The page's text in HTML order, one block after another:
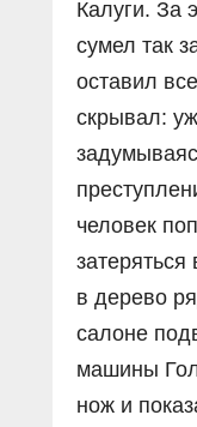
Калуги. За
сумел так
оставил
скрывал:
человек
затеряться
в дерево
салоне
машины
нож и